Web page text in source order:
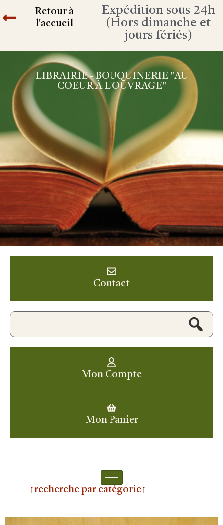
Retour à
l'accueil
Expédition sous 24h
(Hors dimanche et
jours fériés)
LIBRAIRIE - BOUQUINERIE "AU
COEUR À L'OUVRAGE"
Contact
Mon Compte
Mon Panier
↑recherche par catégorie↑